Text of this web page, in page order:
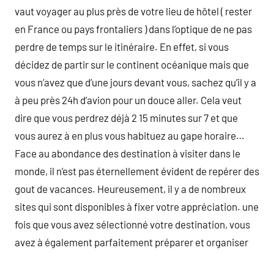
vaut voyager au plus près de votre lieu de hôtel ( rester
en France ou pays frontaliers ) dans l’optique de ne pas
perdre de temps sur le itinéraire. En effet, si vous
décidez de partir sur le continent océanique mais que
vous n’avez que d’une jours devant vous, sachez qu’il y a
à peu près 24h d’avion pour un douce aller. Cela veut
dire que vous perdrez déjà 2 15 minutes sur 7 et que
vous aurez à en plus vous habituez au gape horaire…
Face au abondance des destination à visiter dans le
monde, il n’est pas éternellement évident de repérer des
gout de vacances. Heureusement, il y a de nombreux
sites qui sont disponibles à fixer votre appréciation. une
fois que vous avez sélectionné votre destination, vous
avez à également parfaitement préparer et organiser